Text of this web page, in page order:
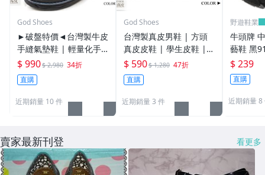
God Shoes
►破盤特價◄台灣製牛皮
手縫氣墊鞋 | 輕量化手
工縫線鞋底 |真皮皮鞋 |
學生鞋 | 上班鞋 - 男版
$ 990$ 2,980 34折
直購
近期銷量 10 件
God Shoes
台灣製真皮男鞋 | 方頭
真皮皮鞋 | 學生皮鞋 |
工作鞋 ｜上班鞋
$ 590$ 1,280 47折
直購
近期銷量 3 件
野遊鞋業
牛頭牌
藝鞋 黑
$ 239
直購
近期銷量 8
賣家最新刊登 看更多